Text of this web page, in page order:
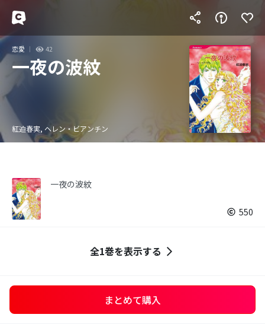
恋愛 42
一夜の波紋
紅迫春実, ヘレン・ビアンチン
一夜の波紋
550
全1巻を表示する
まとめて購入